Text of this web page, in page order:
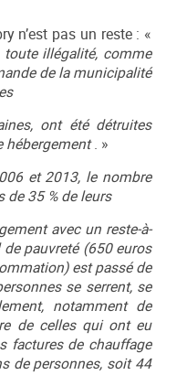
n’est pas un reste : «
illégalité, comme
de la municipalité
ont été détruites
hébergement. »
et 2013, le nombre
de 35 % de leurs
avec un reste-à-
pauvreté (650 euros
est passé de
se serrent, se
notamment de
de celles qui ont eu
factures de chauffage
de personnes, soit 44